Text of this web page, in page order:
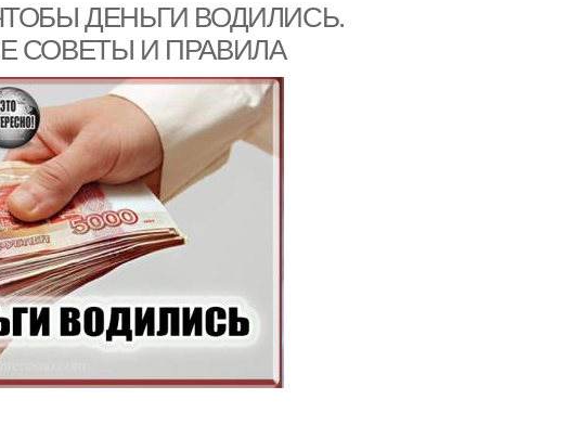
ЧТОБЫ ДЕНЬГИ ВОДИЛИСЬ.
СОВЕТЫ И ПРАВИЛА